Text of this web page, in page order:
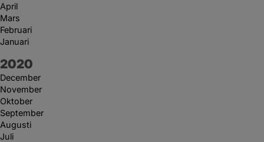
April
Mars
Februari
Januari
År:
2020
December
November
Oktober
September
Augusti
Juli